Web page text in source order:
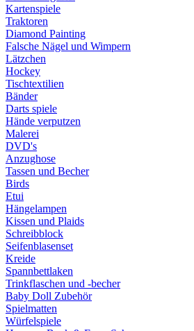
Kartenspiele
Traktoren
Diamond Painting
Falsche Nägel und Wimpern
Lätzchen
Hockey
Tischtextilien
Bänder
Darts spiele
Hände verputzen
Malerei
DVD's
Anzughose
Tassen und Becher
Birds
Etui
Hängelampen
Kissen und Plaids
Schreibblock
Seifenblasenset
Kreide
Spannbettlaken
Trinkflaschen und -becher
Baby Doll Zubehör
Spielmatten
Würfelspiele